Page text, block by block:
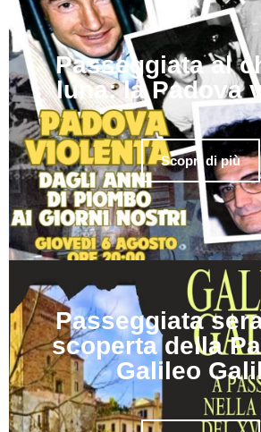
Passeggiata al
luna: la Padova
Scopri di più
Passeggiata
scoperta della
Galileo